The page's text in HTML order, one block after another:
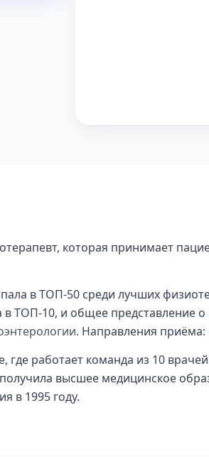
которая принимает
в ТОП-50 среди лучших
в ТОП-10, и общее представление
. Направления
где работает команда из 10
высшее медицинское
в 1995 году.